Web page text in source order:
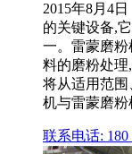
2015年8月4
的关键设备,
一。雷蒙磨
料的磨粉处
将从适用范
机与雷蒙磨粉
联系电话: 180